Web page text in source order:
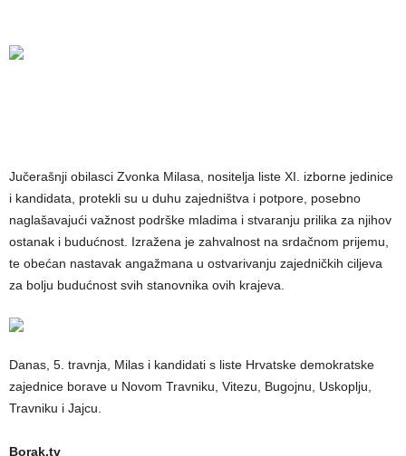
Jučerašnji obilasci Zvonka Milasa, nositelja liste XI. izborne jedinice
i kandidata, protekli su u duhu zajedništva i potpore, posebno
naglašavajući važnost podrške mladima i stvaranju prilika za njihov
ostanak i budućnost. Izražena je zahvalnost na srdačnom prijemu,
te obećan nastavak angažmana u ostvarivanju zajedničkih ciljeva
za bolju budućnost svih stanovnika ovih krajeva.
Danas, 5. travnja, Milas i kandidati s liste Hrvatske demokratske
zajednice borave u Novom Travniku, Vitezu, Bugojnu, Uskoplju,
Travniku i Jajcu.
Borak.tv